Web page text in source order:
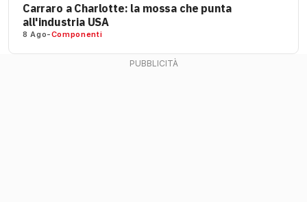
Carraro a Charlotte: la mossa che punta
all'industria USA
8 Ago-Componenti